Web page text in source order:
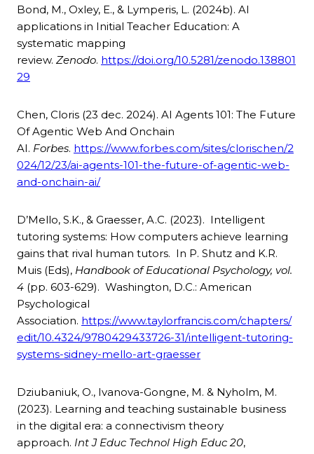
Bond, M., Oxley, E., & Lymperis, L. (2024b). AI
applications in Initial Teacher Education: A
systematic mapping
review. Zenodo. https://doi.org/10.5281/zenodo.138801
29
Chen, Cloris (23 dec. 2024). AI Agents 101: The Future
Of Agentic Web And Onchain
AI. Forbes. https://www.forbes.com/sites/clorischen/2
024/12/23/ai-agents-101-the-future-of-agentic-web-
and-onchain-ai/
D’Mello, S.K., & Graesser, A.C. (2023). Intelligent
tutoring systems: How computers achieve learning
gains that rival human tutors. In P. Shutz and K.R.
Muis (Eds), Handbook of Educational Psychology, vol.
4 (pp. 603-629). Washington, D.C.: American
Psychological
Association. https://www.taylorfrancis.com/chapters/
edit/10.4324/9780429433726-31/intelligent-tutoring-
systems-sidney-mello-art-graesser
Dziubaniuk, O., Ivanova-Gongne, M. & Nyholm, M.
(2023). Learning and teaching sustainable business
in the digital era: a connectivism theory
approach. Int J Educ Technol High Educ 20,